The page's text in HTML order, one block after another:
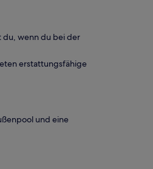
du, wenn du bei der
erstattungsfähige
und eine